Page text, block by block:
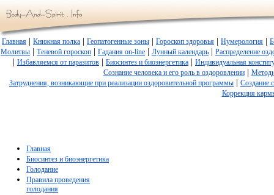
Главная | Книжная полка | Геопатогенные зоны | Гороскоп здоровья | Нумерология |
Молитвы | Теневой гороскоп | Гадания on-line | Лунный календарь | Распределение
| Избавляемся от паразитов | Биосинтез и биоэнергетика | Индивидуальная
Сознание человека и его роль в оздоровлении|
Затруднения, возникающие при реализации оздоровительной программы | Создание
Коррекция
Главная
Биосинтез и биоэнергетика
Голодание
Правила проведения
голодания